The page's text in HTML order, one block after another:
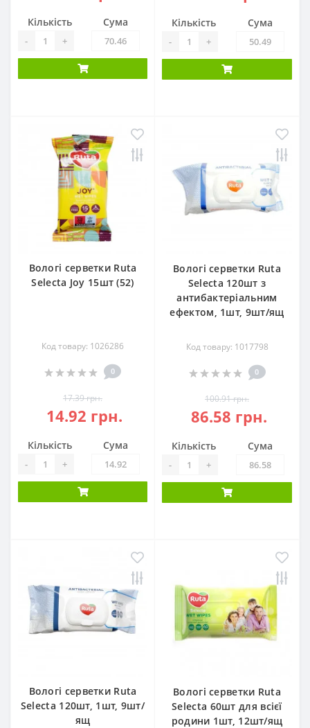
Кількість
- +
Сума Кількість
- +
Сума
Вологі серветки Ruta
Selecta Joy 15шт (52)
Код товару: 1026286
0
17.39 грн.
14.92 грн.
Кількість
- +
Сума
Вологі серветки Ruta
Selecta 120шт з
антибактеріальним
ефектом, 1шт, 9шт/ящ
Код товару: 1017798
0
100.91 грн.
86.58 грн.
Кількість
- +
Сума
Вологі серветки Ruta
Selecta 120шт, 1шт, 9шт/
ящ
Вологі серветки Ruta
Selecta 60шт для всієї
родини 1шт, 12шт/ящ